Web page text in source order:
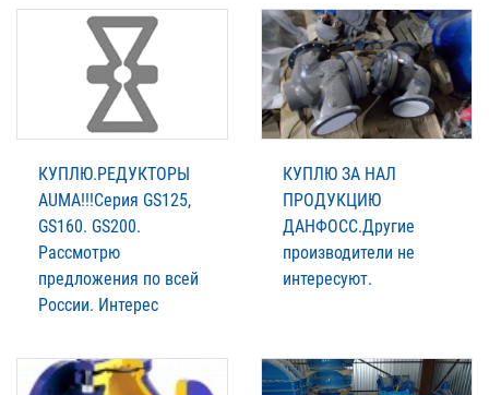
КУПЛЮ.РЕДУКТОРЫ
AUMА!!!Серия GS125,
GS160. GS200.
Рассмотрю
предложения по всей
России. Интерес
КУПЛЮ ЗА НАЛ
ПРОДУКЦИЮ
ДАНФОСС.Другие
производители не
интересуют.